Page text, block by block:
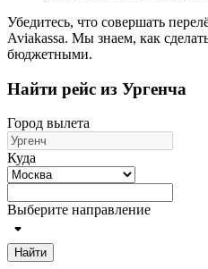
Убедитесь, что совершать
Aviakassa. Мы знаем, как
бюджетными.
Найти рейс из Ургенча
Город вылета
Куда
Выберите направление
Найти